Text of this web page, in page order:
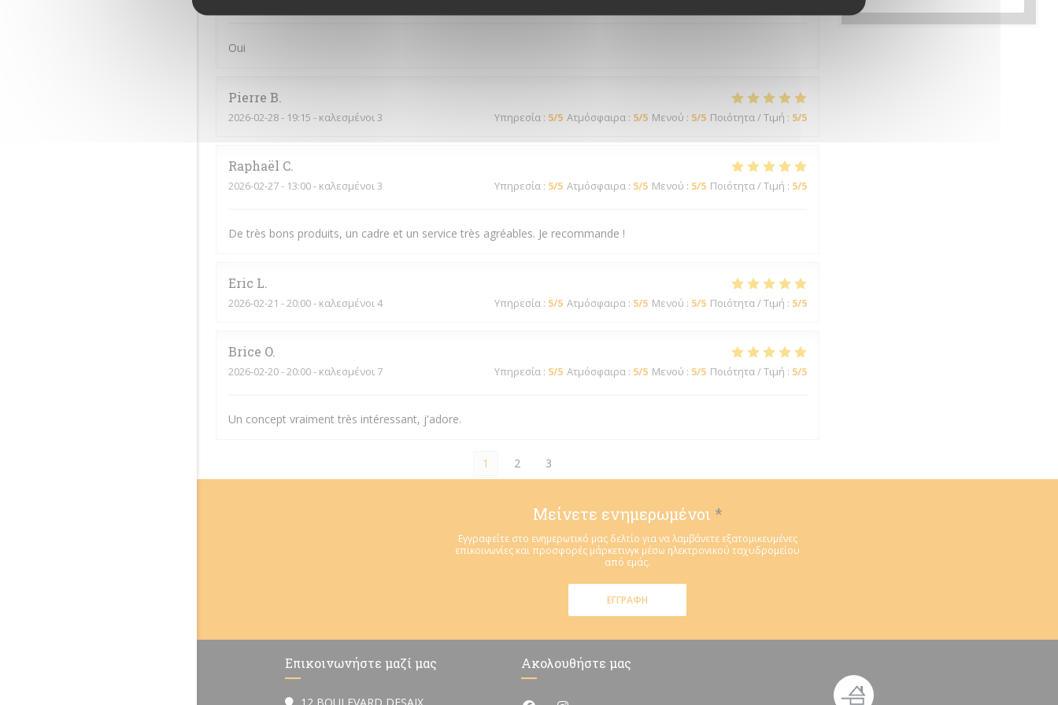
Oui
Pierre B
2026-02-28- 19:15 - καλεσμένοι 3 Υπηρεσία: 5/5 Ατμόσφαιρα: 5/5 Μενού : 5/5 Ποιότητα / Τιμή : 5/5
Raphaël C
2026-02-27- 13:00 - καλεσμένοι 3 Υπηρεσία: 5/5 Ατμόσφαιρα: 5/5 Μενού : 5/5 Ποιότητα / Τιμή : 5/5
De très bons produits, un cadre et un service très agréables. Je recommande !
Eric L
2026-02-21 - 20:00 - καλεσμένοι 4 Υπηρεσία: 5/5 Ατμόσφαιρα: 5/5 Μενού : 5/5 Ποιότητα / Τιμή : 5/5
Brice O
2026-02-20- 20:00 - καλεσμένοι 7 Υπηρεσία: 5/5 Ατμόσφαιρα: 5/5 Μενού : 5/5 Ποιότητα / Τιμή : 5/5
Un concept vraiment très intéressant, j'adore.
1 2 3
Μείνετε ενημερωμένοι *
Εγγραφείτε στο ενημερωτικό μας δελτίο για να λαμβάνετε εξατομικευμένες
επικοινωνίες και προσφορές μάρκετινγκ μέσω ηλεκτρονικού ταχυδρομείου
από εμάς.
ΕΓΓΡΑΦΉ
Επικοινωνήστε μαζί μας Ακολουθήστε μας